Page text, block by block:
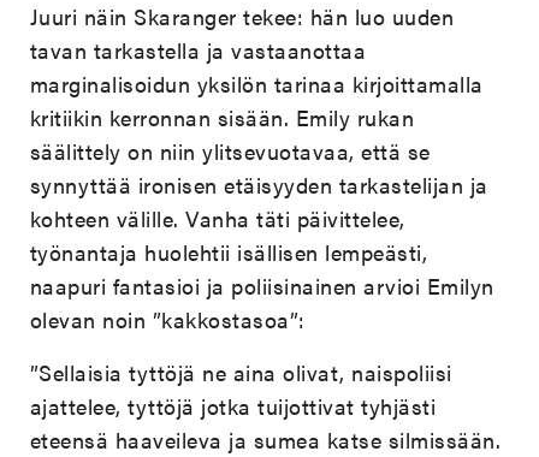
Juuri näin Skaranger tekee: hän luo uuden
tavan tarkastella ja vastaanottaa
marginalisoidun yksilön tarinaa kirjoittamalla
kritiikin kerronnan sisään. Emily rukan
säälittely on niin ylitsevuotavaa, että se
synnyttää ironisen etäisyyden tarkastelijan ja
kohteen välille. Vanha täti päivittelee,
työnantaja huolehtii isällisen lempeästi,
naapuri fantasioi ja poliisinainen arvioi Emilyn
olevan noin ”kakkostasoa”:
”Sellaisia tyttöjä ne aina olivat, naispoliisi
ajattelee, tyttöjä jotka tuijottivat tyhjästi
eteensä haaveileva ja sumea katse silmissään.